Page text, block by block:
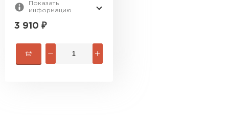
Показать
информацию
3 910 ₽